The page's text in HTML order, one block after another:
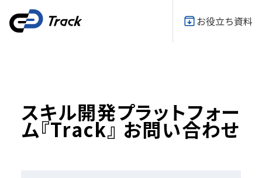
お役立ち資料
スキル開発プラットフォー
ム『Track』 お問い合わせ